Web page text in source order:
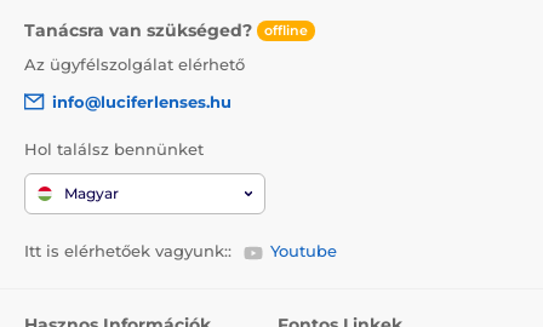
Tanácsra van szükséged? offline
Az ügyfélszolgálat elérhető
info@luciferlenses.hu
Hol találsz bennünket
Magyar
Itt is elérhetőek vagyunk:: Youtube